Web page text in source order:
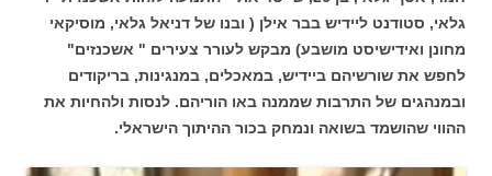
גלאי, סטודנט ליידיש בבר אילן ( ובנו של דניאל גלאי, מוסיקאי
מחונן ואידישיסט מושבע) מבקש לעורר צעירים " אשכנזים"
לחפש את שורשיהם ביידיש, במאכלים, במנגינות, בריקודים
ובמנהגים של התרבות שממנה באו הוריהם. לנסות ולהחיות את
ההווי שהושמד בשואה ונמחק בכור ההיתוך הישראלי.